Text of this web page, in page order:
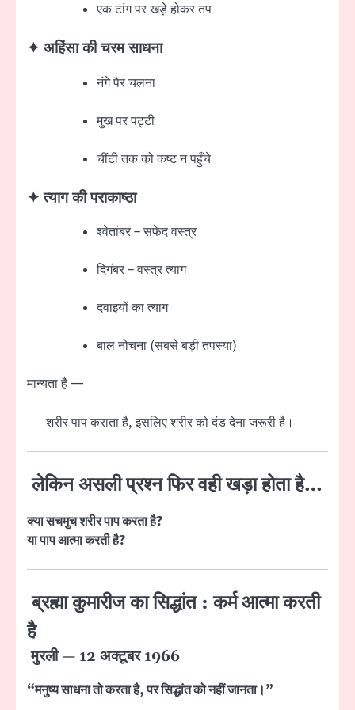
एक टांग पर खड़े होकर तप
✦ अहिंसा की चरम साधना
नंगे पैर चलना
मुख पर पट्टी
चींटी तक को कष्ट न पहुँचे
✦ त्याग की पराकाष्ठा
श्वेतांबर – सफेद वस्त्र
दिगंबर – वस्त्र त्याग
दवाइयों का त्याग
बाल नोचना (सबसे बड़ी तपस्या)
मान्यता है —
शरीर पाप कराता है, इसलिए शरीर को दंड देना जरूरी है।
लेकिन असली प्रश्न फिर वही खड़ा होता है…
क्या सचमुच शरीर पाप करता है?
या पाप आत्मा करती है?
ब्रह्मा कुमारीज का सिद्धांत : कर्म आत्मा करती
है
मुरली — 12 अक्टूबर 1966
“मनुष्य साधना तो करता है, पर सिद्धांत को नहीं जानता।”